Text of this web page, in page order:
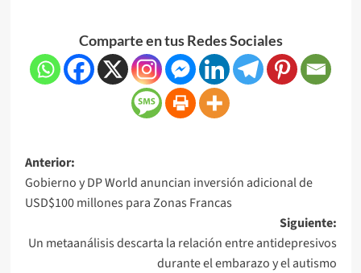
Comparte en tus Redes Sociales
Anterior:
Gobierno y DP World anuncian inversión adicional de
USD$100 millones para Zonas Francas
Siguiente:
Un metaanálisis descarta la relación entre antidepresivos
durante el embarazo y el autismo